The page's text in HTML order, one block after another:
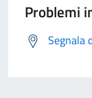
Problemi
Segnala